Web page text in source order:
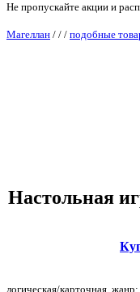
Не пропускайте акции и
Магеллан / / / подобные
Настольная
логическая/карточная,